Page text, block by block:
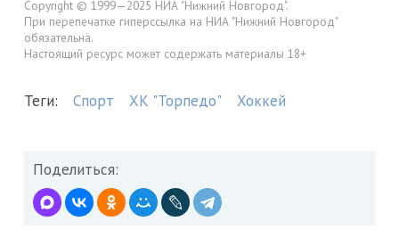
Copyright © 1999—2025 НИА "Нижний Новгород".
При перепечатке гиперссылка на НИА "Нижний Новгород"
обязательна.
Настоящий ресурс может содержать материалы 18+
Теги: Спорт ХК "Торпедо" Хоккей
Поделиться: